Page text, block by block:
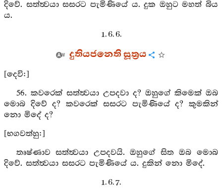
දිවේ. සත්ත්‍වයා සසරට පැමිණියේ ය. දුක ඔහුට මහත් බිය
ය.
1. 6. 6.
දුතියජනෙති සූත්‍රය
[දෙවි:]
56. කවරෙක් සත්ත්‍වයා උපදවා ද? ඔහුගේ කිමෙක් ඔබ
මොබ දිවේ ද? කවරෙක් සසරට පැමිණියේ ද? කුමකින්
නො මිදේ ද?
[භගවත්හු:]
තෘෂ්ණාව සත්ත්‍වයා උපදවයි. ඔහුගේ සිත ඔබ මොබ
දිවේ. සත්ත්‍වයා සසරට පැමිණියේ ය. දුකින් නො මිදේ.
1. 6. 7.